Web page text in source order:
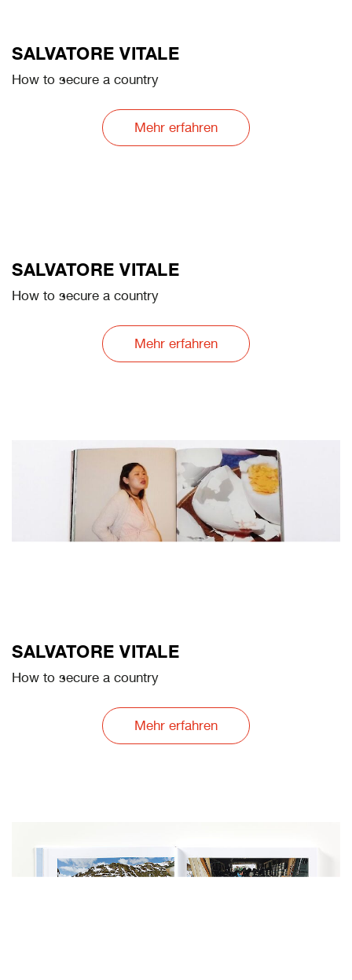
SALVATORE VITALE
How to secure a country
Mehr erfahren
SALVATORE VITALE
How to secure a country
Mehr erfahren
SALVATORE VITALE
How to secure a country
Mehr erfahren